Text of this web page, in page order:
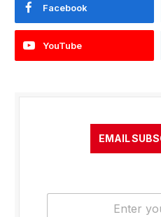
Facebook
YouTube
EMAIL
E